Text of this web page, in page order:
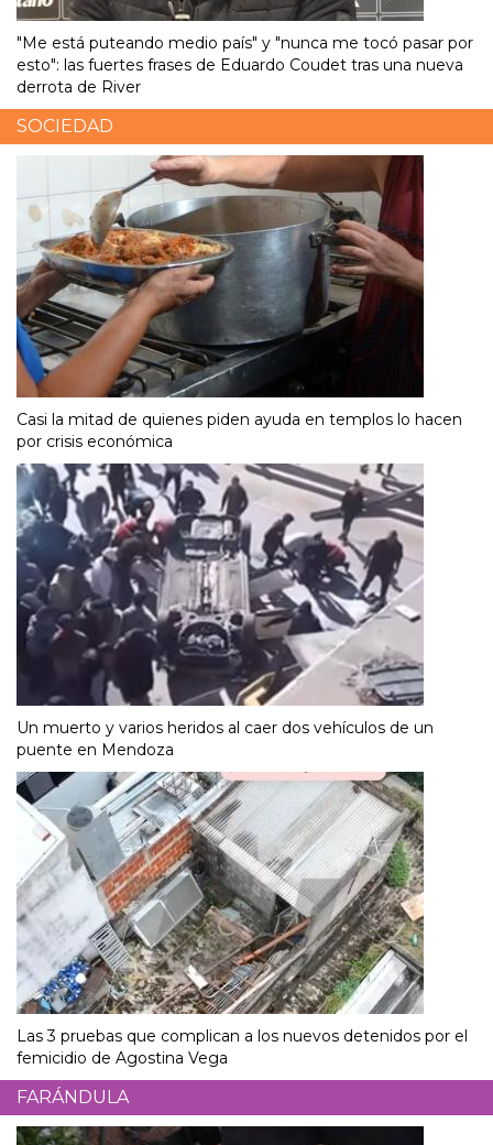
"Me está puteando medio país" y "nunca me tocó pasar por
esto": las fuertes frases de Eduardo Coudet tras una nueva
derrota de River
SOCIEDAD
Casi la mitad de quienes piden ayuda en templos lo hacen
por crisis económica
Un muerto y varios heridos al caer dos vehículos de un
puente en Mendoza
Las 3 pruebas que complican a los nuevos detenidos por el
femicidio de Agostina Vega
FARÁNDULA